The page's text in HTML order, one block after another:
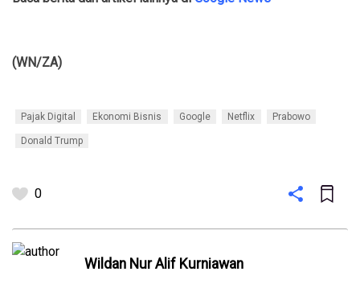
(WN/ZA)
Pajak Digital Ekonomi Bisnis Google Netflix Prabowo
Donald Trump
0
Wildan Nur Alif Kurniawan